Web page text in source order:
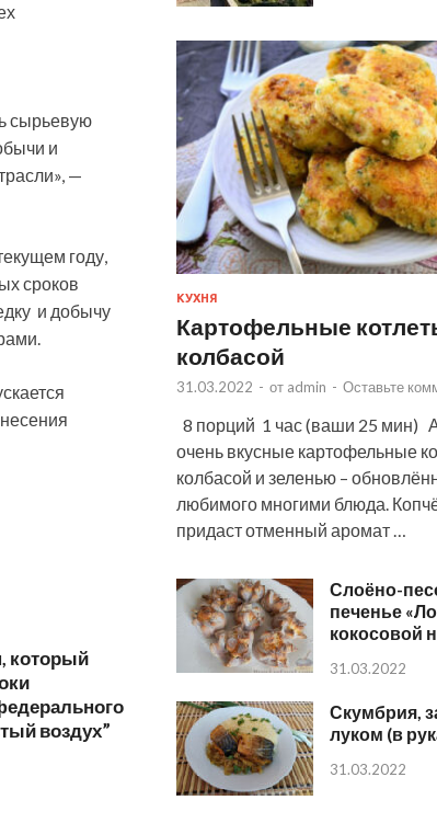
сырьевую
и
—
году,
сроков
и добычу
который
воздух”
КУХНЯ
Картофельные
колбасой
31.03.2022 - от admin - Оставьте
8 порций 1 час (ваши 25 мин)
очень вкусные картофельные
колбасой и зеленью –
любимого многими блюда.
придаст отменный аромат …
Слоёно-
печенье
кокосовой
31.03.2022
Скумбрия,
луком (в
31.03.2022